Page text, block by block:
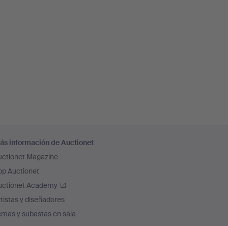
información de Auctionet
Magazine
Auctionet
Academy
y diseñadores
y subastas en sala